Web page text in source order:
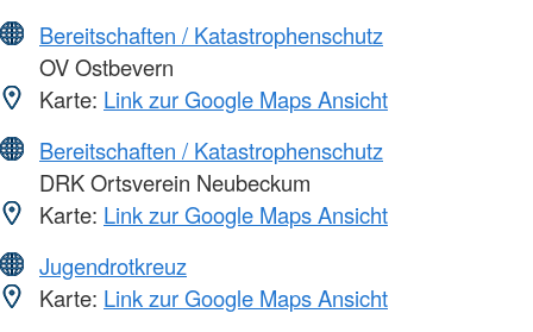
Bereitschaften / Katastrophenschutz
OV Ostbevern
Karte: Link zur Google Maps Ansicht
Bereitschaften / Katastrophenschutz
DRK Ortsverein Neubeckum
Karte: Link zur Google Maps Ansicht
Jugendrotkreuz
Karte: Link zur Google Maps Ansicht